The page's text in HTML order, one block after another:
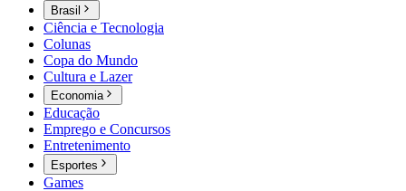
Brasil
Ciência e Tecnologia
Colunas
Copa do Mundo
Cultura e Lazer
Economia
Educação
Emprego e Concursos
Entretenimento
Esportes
Games